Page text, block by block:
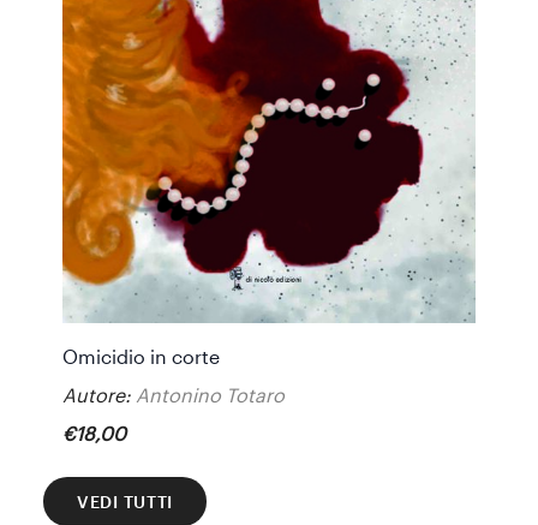
Omicidio in corte
Autore: Antonino Totaro
€18,00
VEDI TUTTI